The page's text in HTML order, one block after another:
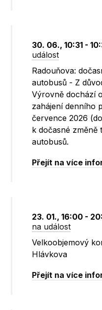
30. 06., 10:31 -
událost
Radouňova:
autobusů - Z
Výrovně dochází
zahájení denního
července 2026
k dočasné změně
autobusů.
Přejít na více
23. 01., 16:00 -
na událost
Velkoobjemový
Hlávkova
Přejít na více